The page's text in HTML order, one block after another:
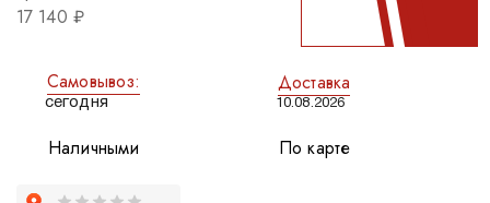
17 140 ₽
Самовывоз:
сегодня
Доставка
10.08.2026
Наличными По карте